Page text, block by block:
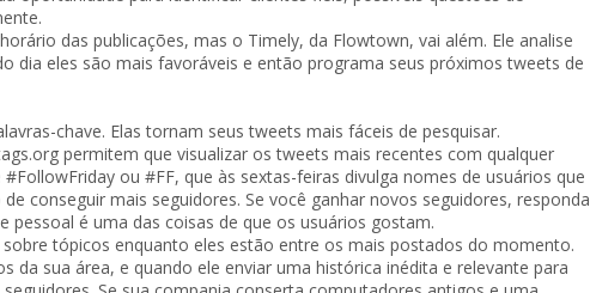
das publicações, mas o Timely, da Flowtown, vai além. Ele analise
dia eles são mais favoráveis e então programa seus próximos tweets de
chave. Elas tornam seus tweets mais fáceis de pesquisar.
permitem que visualizar os tweets mais recentes com qualquer
ou #FF, que às sextas-feiras divulga nomes de usuários que
conseguir mais seguidores. Se você ganhar novos seguidores, responda
pessoal é uma das coisas de que os usuários gostam.
tópicos enquanto eles estão entre os mais postados do momento.
da sua área, e quando ele enviar uma histórica inédita e relevante para